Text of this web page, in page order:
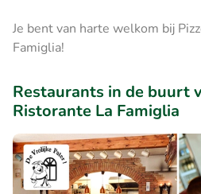
Je bent van harte welkom bij
Famiglia!
Restaurants in de buurt
Ristorante La Famiglia